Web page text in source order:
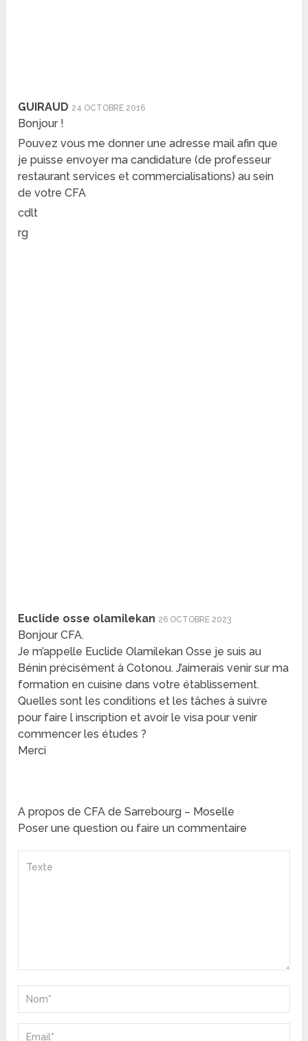
GUIRAUD 24 OCTOBRE 2016
Bonjour !
Pouvez vous me donner une adresse mail afin que
je puisse envoyer ma candidature (de professeur
restaurant services et commercialisations) au sein
de votre CFA
cdlt
rg
Euclide osse olamilekan 26 OCTOBRE 2023
Bonjour CFA.
Je m’appelle Euclide Olamilekan Osse je suis au
Bénin précisément à Cotonou. J’aimerais venir sur ma
formation en cuisine dans votre établissement.
Quelles sont les conditions et les tâches à suivre
pour faire l inscription et avoir le visa pour venir
commencer les études ?
Merci
A propos de CFA de Sarrebourg – Moselle
Poser une question ou faire un commentaire